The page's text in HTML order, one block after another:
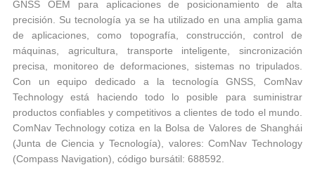
GNSS OEM para aplicaciones de posicionamiento de alta
precisión. Su tecnología ya se ha utilizado en una amplia gama
de aplicaciones, como topografía, construcción, control de
máquinas, agricultura, transporte inteligente, sincronización
precisa, monitoreo de deformaciones, sistemas no tripulados.
Con un equipo dedicado a la tecnología GNSS, ComNav
Technology está haciendo todo lo posible para suministrar
productos confiables y competitivos a clientes de todo el mundo.
ComNav Technology cotiza en la Bolsa de Valores de Shanghái
(Junta de Ciencia y Tecnología), valores: ComNav Technology
(Compass Navigation), código bursátil: 688592.